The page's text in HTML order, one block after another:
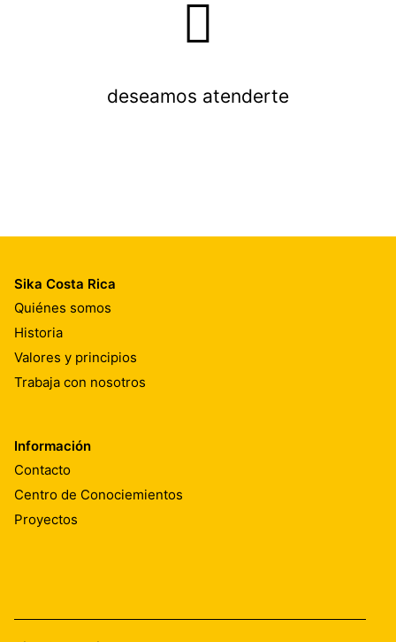
deseamos atenderte
Sika Costa Rica
Quiénes somos
Historia
Valores y principios
Trabaja con nosotros
Información
Contacto
Centro de Conociemientos
Proyectos